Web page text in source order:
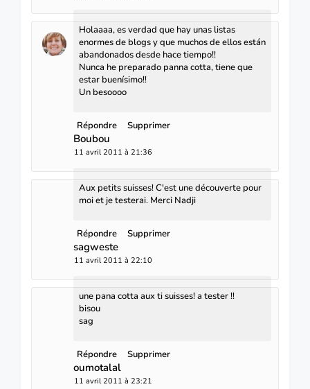
Holaaaa, es verdad que hay unas listas
enormes de blogs y que muchos de ellos están
abandonados desde hace tiempo!!
Nunca he preparado panna cotta, tiene que
estar buenísimo!!
Un besoooo
Répondre Supprimer
Boubou
11 avril 2011 à 21:36
Aux petits suisses! C'est une découverte pour
moi et je testerai. Merci Nadji
Répondre Supprimer
sagweste
11 avril 2011 à 22:10
une pana cotta aux ti suisses! a tester !!
bisou
sag
Répondre Supprimer
oumotalal
11 avril 2011 à 23:21